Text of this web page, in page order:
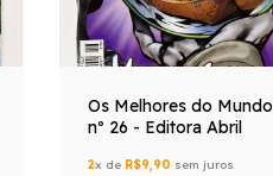
Os Melhores do Mundo
nº 26 - Editora Abril
2x de R$9,90 sem juros